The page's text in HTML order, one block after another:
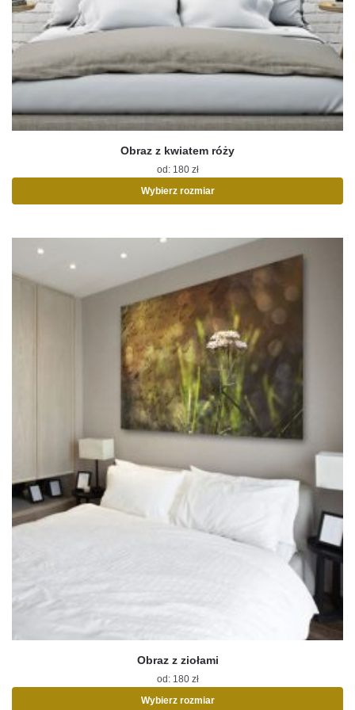
Obraz z kwiatem róży
od: 180 zł
Wybierz rozmiar
wiele
Opcje
można
wybrać
na
stronie
produktu
Obraz z ziołami
od: 180 zł
Wybierz rozmiar